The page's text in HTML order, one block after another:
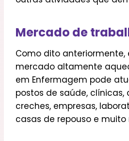
Mercado de
Como dito anteriormente,
mercado altamente
em Enfermagem pode
postos de saúde, clínicas,
creches, empresas,
casas de repouso e muito